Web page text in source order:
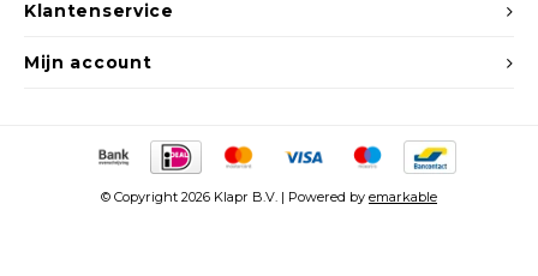
Klantenservice
Mijn account
© Copyright 2026 Klapr B.V. | Powered by emarkable